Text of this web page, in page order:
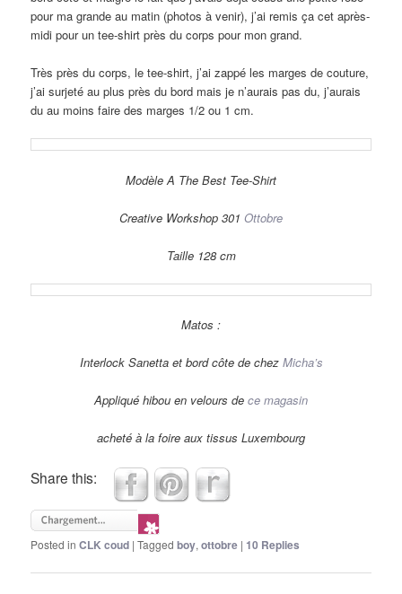
pour ma grande au matin (photos à venir), j’ai remis ça cet après-
midi pour un tee-shirt près du corps pour mon grand.
Très près du corps, le tee-shirt, j’ai zappé les marges de couture,
j’ai surjeté au plus près du bord mais je n’aurais pas du, j’aurais
du au moins faire des marges 1/2 ou 1 cm.
Modèle A The Best Tee-Shirt
Creative Workshop 301 Ottobre
Taille 128 cm
Matos :
Interlock Sanetta et bord côte de chez Micha’s
Appliqué hibou en velours de ce magasin
acheté à la foire aux tissus Luxembourg
Share this:
Posted in CLK coud |Tagged boy,ottobre | 10 Replies